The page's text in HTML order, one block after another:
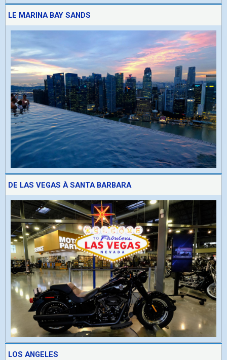
LE MARINA BAY SANDS
DE LAS VEGAS À SANTA BARBARA
LOS ANGELES